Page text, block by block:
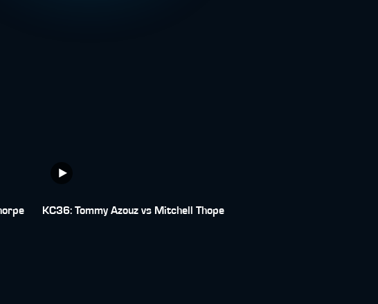
KC36: Tommy Azouz vs Mitchell Thope